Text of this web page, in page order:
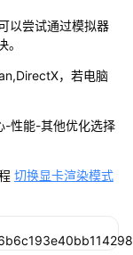
以尝试通过模拟器
，若电脑
-性能-其他优化选择
切换显卡渲染模式